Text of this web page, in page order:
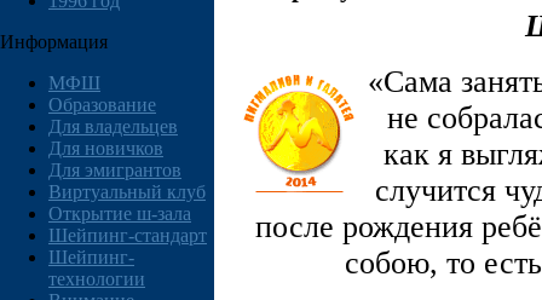
Информация
МФШ
Образование
Для владельцев
Для новичков
Для эмигрантов
Виртуальный клуб
Открытие ш-зала
Шейпинг-стандарт
Шейпинг-
технологии
«Сама
не
как я
случится
после рождения
собою, то